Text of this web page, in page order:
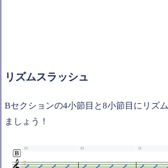
リズムスラッシュ
Bセクションの4小節目と8小節目にリズ
ましょう！